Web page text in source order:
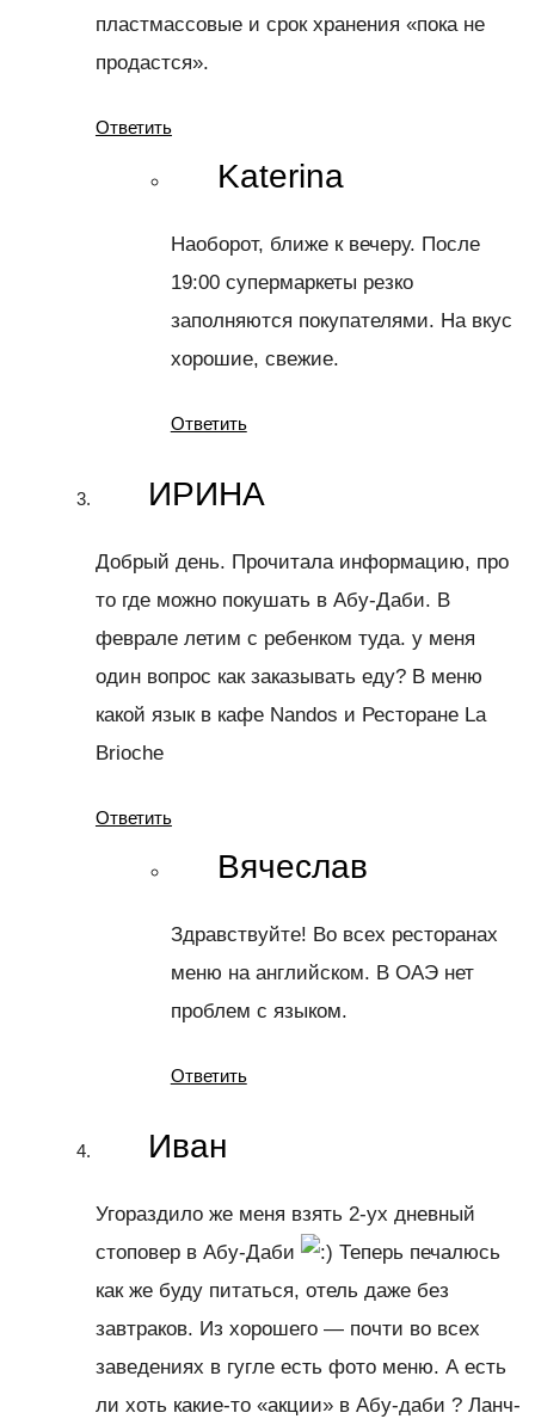
пластмассовые и срок хранения «пока не
продастся».
Ответить
Katerina
Наоборот, ближе к вечеру. После
19:00 супермаркеты резко
заполняются покупателями. На вкус
хорошие, свежие.
Ответить
ИРИНА
Добрый день. Прочитала информацию, про
то где можно покушать в Абу-Даби. В
феврале летим с ребенком туда. у меня
один вопрос как заказывать еду? В меню
какой язык в кафе Nandos и Ресторане La
Brioche
Ответить
Вячеслав
Здравствуйте! Во всех ресторанах
меню на английском. В ОАЭ нет
проблем с языком.
Ответить
Иван
Угораздило же меня взять 2-ух дневный
стоповер в Абу-Даби
Теперь печалюсь
как же буду питаться, отель даже без
завтраков. Из хорошего — почти во всех
заведениях в гугле есть фото меню. А есть
ли хоть какие-то «акции» в Абу-даби ? Ланч-